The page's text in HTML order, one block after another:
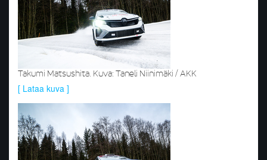
Takumi Matsushita. Kuva: Taneli Niinimäki / AKK
[ Lataa kuva ]